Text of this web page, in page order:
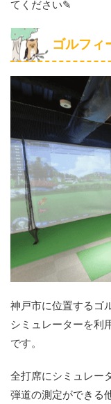
てください✎
ゴルフィ
神戸市に位置するゴ
シミュレーターを利
です。
全打席にシミュレー
弾道の測定ができる